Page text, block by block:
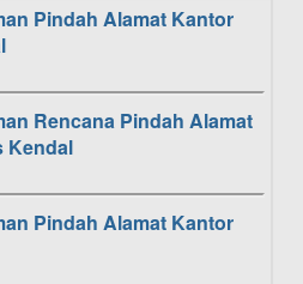
Pindah Alamat Kantor
Rencana Pindah Alamat
Kendal
Pindah Alamat Kantor